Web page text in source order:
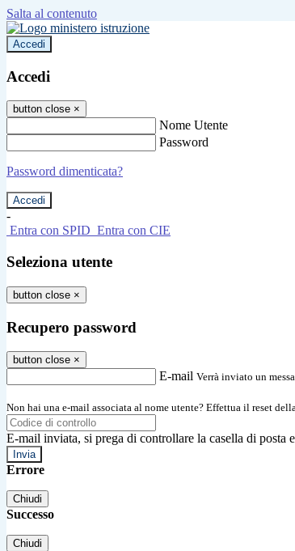
Salta al contenuto
Accedi
Accedi
button close ×
Nome Utente
Password
Password dimenticata?
-
Entra con SPID Entra con CIE
Seleziona utente
button close ×
Recupero password
button close ×
E-mail Verrà inviato un
Non hai una e-mail associata al nome utente? Effettua il reset
E-mail inviata, si prega di controllare la casella di posta
Errore
Chiudi
Successo
Chiudi